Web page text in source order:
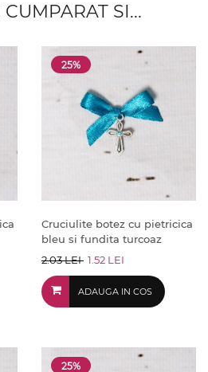
SI...
25%
Cruciulite botez cu pietricica
bleu si fundita turcoaz
2.03 LEI 1.52 LEI
ADAUGA IN COS
25%